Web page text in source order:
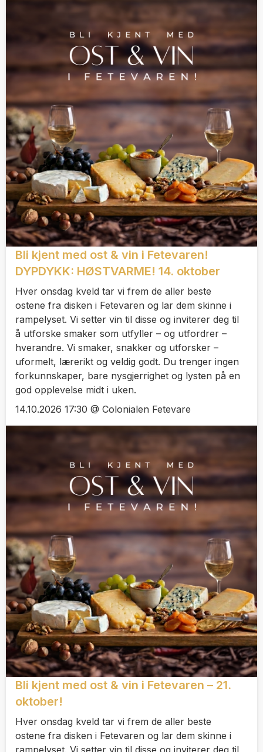
Bli kjent med ost & vin i Fetevaren!
DYPDYKK: HØSTVARME! 14. oktober
Hver onsdag kveld tar vi frem de aller beste
ostene fra disken i Fetevaren og lar dem skinne i
rampelyset. Vi setter vin til disse og inviterer deg til
å utforske smaker som utfyller – og utfordrer –
hverandre. Vi smaker, snakker og utforsker –
uformelt, lærerikt og veldig godt. Du trenger ingen
forkunnskaper, bare nysgjerrighet og lysten på en
god opplevelse midt i uken.
14.10.2026 17:30 @ Colonialen Fetevare
Bli kjent med ost & vin i Fetevaren – 21.
oktober!
Hver onsdag kveld tar vi frem de aller beste
ostene fra disken i Fetevaren og lar dem skinne i
rampelyset. Vi setter vin til disse og inviterer deg til